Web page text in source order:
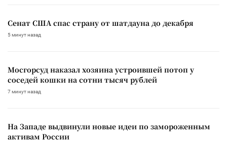
Сенат США спас страну от шатдауна до декабря
5 минут назад
Мосгорсуд наказал хозяина устроившей потоп у
соседей кошки на сотни тысяч рублей
7 минут назад
На Западе выдвинули новые идеи по замороженным
активам России